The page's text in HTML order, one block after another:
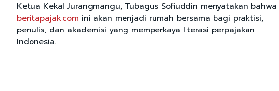
Ketua Kekal Jurangmangu, Tubagus Sofiuddin menyatakan bahwa
beritapajak.com ini akan menjadi rumah bersama bagi praktisi,
penulis, dan akademisi yang memperkaya literasi perpajakan
Indonesia.